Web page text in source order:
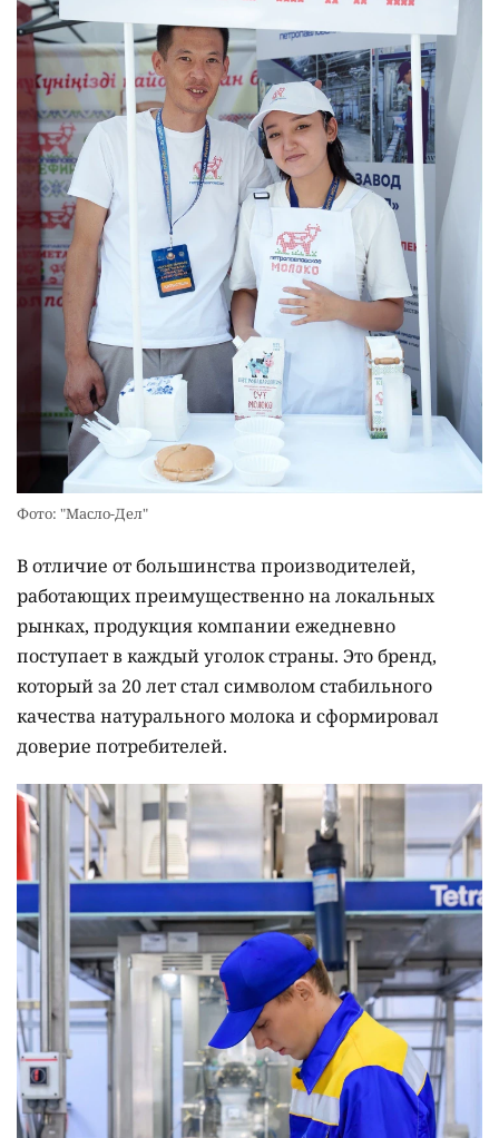
Фото: "Масло-Дел"
В отличие от большинства производителей,
работающих преимущественно на локальных
рынках, продукция компании ежедневно
поступает в каждый уголок страны. Это бренд,
который за 20 лет стал символом стабильного
качества натурального молока и сформировал
доверие потребителей.